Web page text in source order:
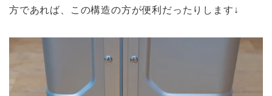
方であれば、この構造の方が便利だったりします↓